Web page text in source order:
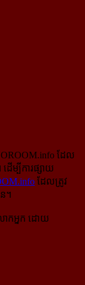
ដែល
ម្បីការផ្សាយ
ដែលត្រូវ
។
កអ្នក ដោយ